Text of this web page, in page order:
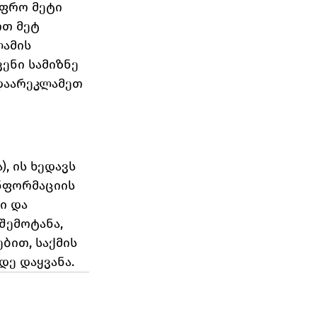
მეტი
მეტ
სამიზნე
ის ხედავს
და
საქმის
დაყვანა.